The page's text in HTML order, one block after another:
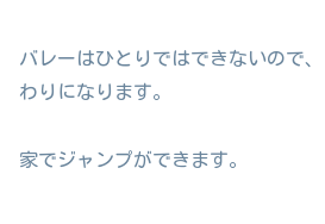
バレーはひとりではできないので
わりになります。
家でジャンプができます。